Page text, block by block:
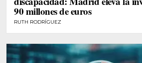
90 millones de euros
RUTH RODRÍGUEZ